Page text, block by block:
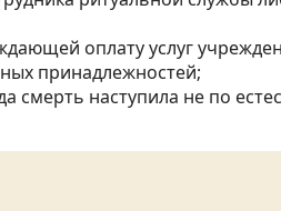
оплату услуг
принадлежностей;
смерть наступила не по